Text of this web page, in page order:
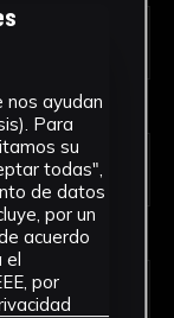
nos ayudan
Para
su
todas",
de datos
por un
acuerdo
el
por